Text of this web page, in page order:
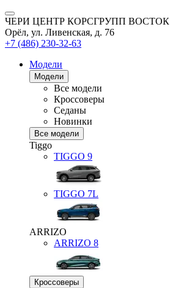
ЧЕРИ ЦЕНТР КОРСГРУПП ВОСТОК
Орёл, ул. Ливенская, д. 76
+7 (486) 230-32-63
Модели
Модели
Все модели
Кроссоверы
Седаны
Новинки
Все модели
Tiggo
TIGGO 9
TIGGO 7L
ARRIZO
ARRIZO 8
Кроссоверы